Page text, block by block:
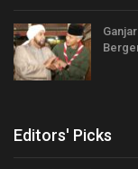
Editors' Picks